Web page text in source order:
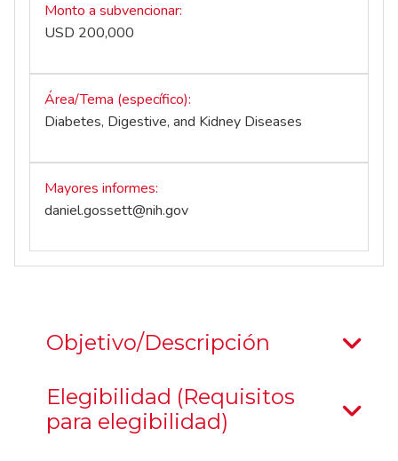
Monto a subvencionar
USD 200,000
Área/Tema (específico)
Diabetes, Digestive, and Kidney Diseases
Mayores informes
daniel.gossett@nih.gov
Objetivo/Descripción
Elegibilidad (Requisitos
para elegibilidad)